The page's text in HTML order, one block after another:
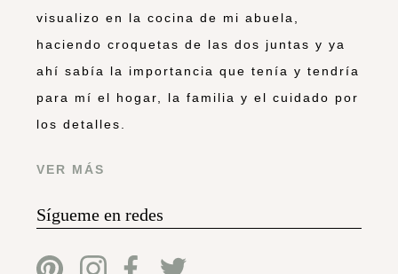
visualizo en la cocina de mi abuela,
haciendo croquetas de las dos juntas y ya
ahí sabía la importancia que tenía y tendría
para mí el hogar, la familia y el cuidado por
los detalles.
VER MÁS
Sígueme en redes